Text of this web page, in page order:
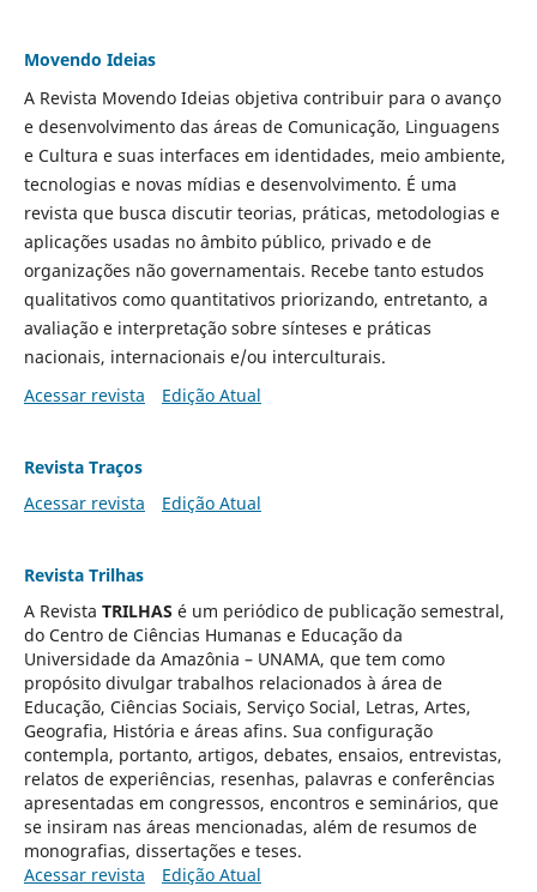
Movendo Ideias
A Revista Movendo Ideias objetiva contribuir para o avanço
e desenvolvimento das áreas de Comunicação, Linguagens
e Cultura e suas interfaces em identidades, meio ambiente,
tecnologias e novas mídias e desenvolvimento. É uma
revista que busca discutir teorias, práticas, metodologias e
aplicações usadas no âmbito público, privado e de
organizações não governamentais. Recebe tanto estudos
qualitativos como quantitativos priorizando, entretanto, a
avaliação e interpretação sobre sínteses e práticas
nacionais, internacionais e/ou interculturais.
Acessar revista
Edição Atual
Revista Traços
Acessar revista
Edição Atual
Revista Trilhas
A Revista TRILHAS é um periódico de publicação semestral,
do Centro de Ciências Humanas e Educação da
Universidade da Amazônia – UNAMA, que tem como
propósito divulgar trabalhos relacionados à área de
Educação, Ciências Sociais, Serviço Social, Letras, Artes,
Geografia, História e áreas afins. Sua configuração
contempla, portanto, artigos, debates, ensaios, entrevistas,
relatos de experiências, resenhas, palavras e conferências
apresentadas em congressos, encontros e seminários, que
se insiram nas áreas mencionadas, além de resumos de
monografias, dissertações e teses.
Acessar revista
Edição Atual